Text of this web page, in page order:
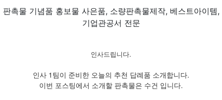
판촉물 기념품 홍보물 사은품, 소량판촉물제작, 베스트아이템,
기업관공서 전문
인사드립니다.
인사 1팀이 준비한 오늘의 추천 답례품 소개합니다.
이번 포스팅에서 소개할 판촉물은 수건 입니다.